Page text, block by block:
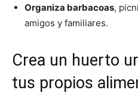
Organiza barbacoas,
amigos y familiares.
Crea un huerto
tus propios